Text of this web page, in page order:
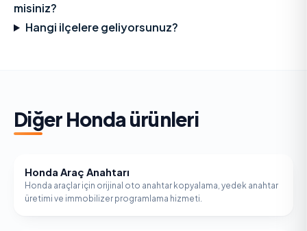
misiniz?
Hangi ilçelere geliyorsunuz?
Diğer Honda ürünleri
HONDA
Honda Araç Anahtarı
Honda araçlar için orijinal oto anahtar kopyalama, yedek anahtar
üretimi ve immobilizer programlama hizmeti.